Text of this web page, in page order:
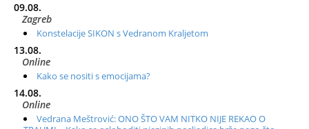
09.08.
Zagreb
Konstelacije SIKON s Vedranom Kraljetom
13.08.
Online
Kako se nositi s emocijama?
14.08.
Online
Vedrana Meštrović: ONO ŠTO VAM NITKO NIJE REKAO O